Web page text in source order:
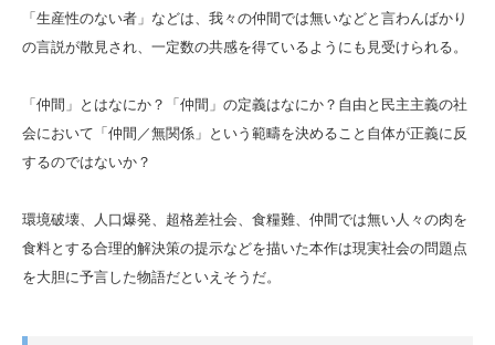
「生産性のない者」などは、我々の仲間では無いなどと言わんばかり
の言説が散見され、一定数の共感を得ているようにも見受けられる。
「仲間」とはなにか？「仲間」の定義はなにか？自由と民主主義の社
会において「仲間／無関係」という範疇を決めること自体が正義に反
するのではないか？
環境破壊、人口爆発、超格差社会、食糧難、仲間では無い人々の肉を
食料とする合理的解決策の提示などを描いた本作は現実社会の問題点
を大胆に予言した物語だといえそうだ。